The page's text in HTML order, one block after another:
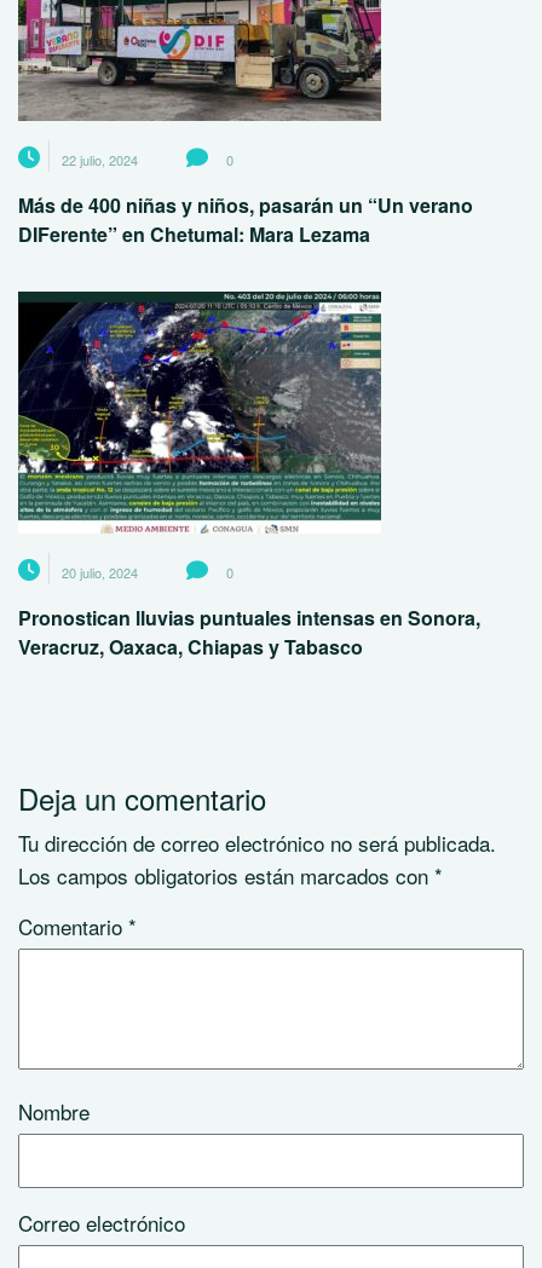
22 julio, 2024 0
Más de 400 niñas y niños, pasarán un “Un verano
DIFerente” en Chetumal: Mara Lezama
20 julio, 2024 0
Pronostican lluvias puntuales intensas en Sonora,
Veracruz, Oaxaca, Chiapas y Tabasco
Deja un comentario
Tu dirección de correo electrónico no será publicada.
Los campos obligatorios están marcados con *
Comentario *
Nombre
Correo electrónico